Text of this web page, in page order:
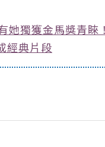
獨獲金馬獎青睞！
經典片段